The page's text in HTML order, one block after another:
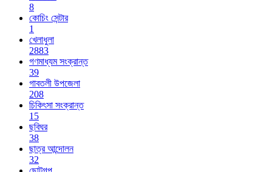
8
কোচিং সেন্টার
1
খেলাধুলা
2883
গণমাধ্যম সংক্রান্ত
39
গাবতলী উপজেলা
208
চিকিৎসা সংক্রান্ত
15
ছবিঘর
38
ছাত্র আন্দোলন
32